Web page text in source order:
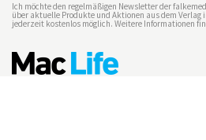
Ich möchte den regelmäßigen Newsletter der
über aktuelle Produkte und Aktionen aus dem Verlag
jederzeit kostenlos möglich. Weitere Informationen